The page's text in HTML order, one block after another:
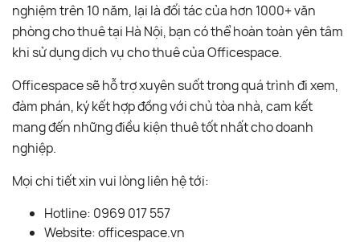
nghiệm trên 10 năm, lại là đối tác của hơn 1000+ văn
phòng cho thuê tại Hà Nội, bạn có thể hoàn toàn yên tâm
khi sử dụng dịch vụ cho thuê của Officespace.
Officespace sẽ hỗ trợ xuyên suốt trong quá trình đi xem,
đàm phán, ký kết hợp đồng với chủ tòa nhà, cam kết
mang đến những điều kiện thuê tốt nhất cho doanh
nghiệp.
Mọi chi tiết xin vui lòng liên hệ tới:
Hotline: 0969 017 557
Website: officespace.vn